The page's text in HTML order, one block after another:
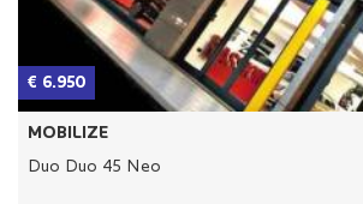
€ 6.950
MOBILIZE
Duo Duo 45 Neo